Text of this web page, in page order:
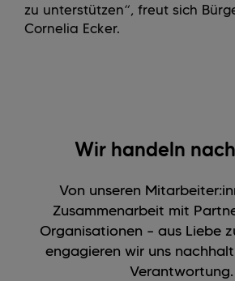
zu unterstützen“, freut sich
Cornelia Ecker.
Wir handeln
Von unseren
Zusammenarbeit mit
Organisationen – aus Liebe
engagieren wir uns
Verantwortung.